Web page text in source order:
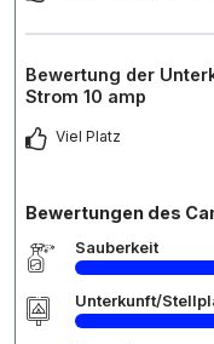
Bewertung der
Strom 10 amp
Viel Platz
Bewertungen des
Sauberkeit
Unterkunft/